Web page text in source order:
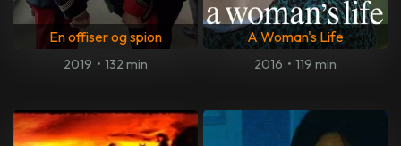
En offiser og spion
2019 • 132 min
A Woman's Life
2016 • 119 min